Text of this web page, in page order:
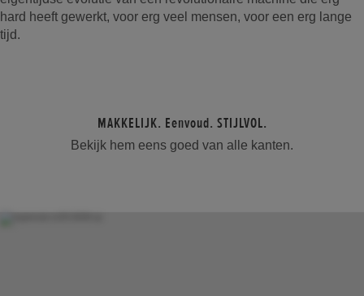
hard heeft gewerkt, voor erg veel mensen, voor een erg lange
tijd.
MAKKELIJK. Eenvoud. STIJLVOL.
Bekijk hem eens goed van alle kanten.